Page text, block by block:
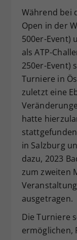
Während bei
Open in der
500er-Event)
als ATP-
250er-Event)
Turniere in
zuletzt eine
hatte
in Salzburg
dazu, 2023
zum zweiten
ausgetragen.
Die Turniere
ermöglichen,